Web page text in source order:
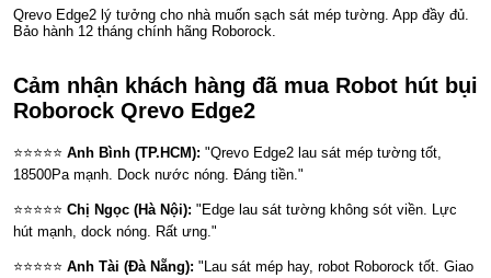
Qrevo Edge2 lý tưởng cho nhà muốn sạch sát mép tường. App đầy đủ.
Bảo hành 12 tháng chính hãng Roborock.
Cảm nhận khách hàng đã mua Robot hút bụi
Roborock Qrevo Edge2
⭐⭐⭐⭐⭐ Anh Bình (TP.HCM): "Qrevo Edge2 lau sát mép tường tốt,
18500Pa mạnh. Dock nước nóng. Đáng tiền."
⭐⭐⭐⭐⭐ Chị Ngọc (Hà Nội): "Edge lau sát tường không sót viền. Lực
hút mạnh, dock nóng. Rất ưng."
⭐⭐⭐⭐⭐ Anh Tài (Đà Nẵng): "Lau sát mép hay, robot Roborock tốt. Giao